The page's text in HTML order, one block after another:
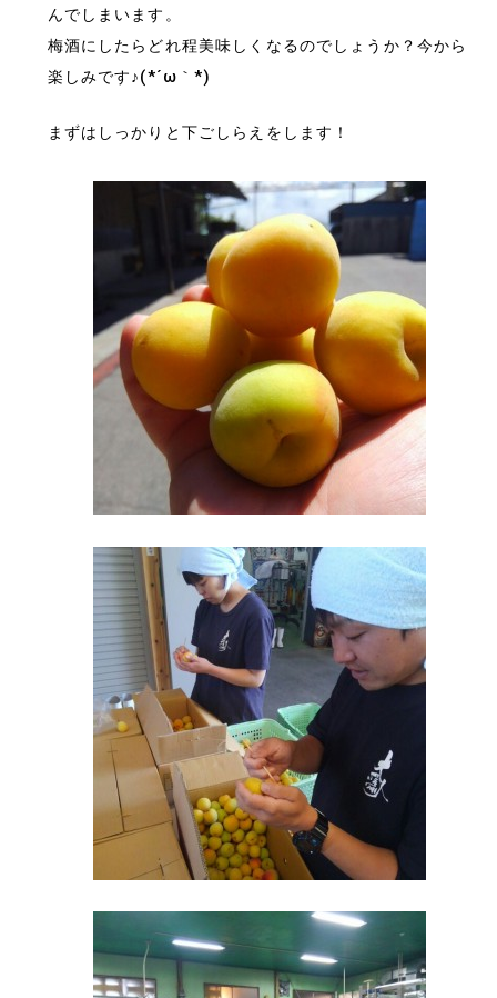
んでしまいます。
梅酒にしたらどれ程美味しくなるのでしょうか？今から
楽しみです♪(*´ω｀*)
まずはしっかりと下ごしらえをします！